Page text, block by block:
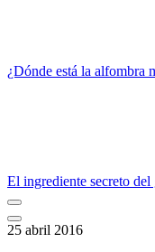
¿Dónde está la alfombra
El ingrediente secreto del
25 abril 2016